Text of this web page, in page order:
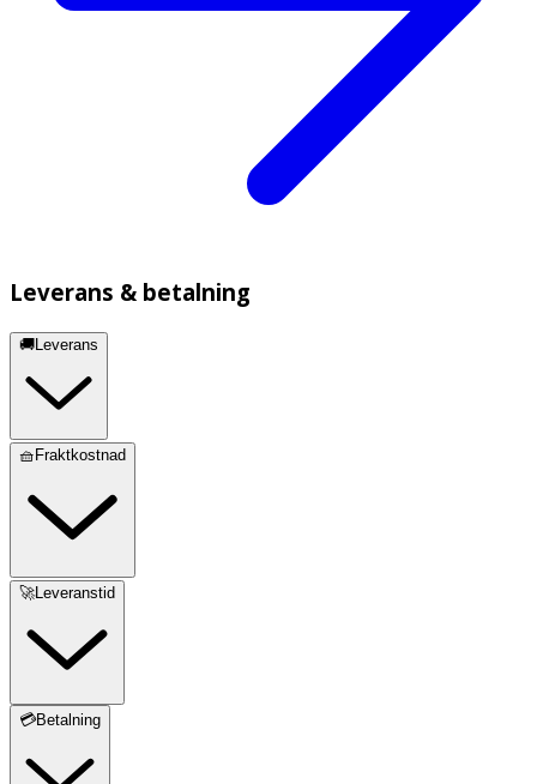
Leverans & betalning
🚚Leverans
🧺Fraktkostnad
🚀Leveranstid
💳Betalning